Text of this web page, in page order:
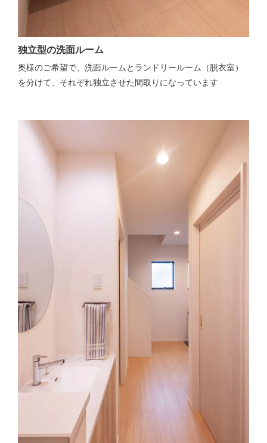
独立型の洗面ルーム
奥様のご希望で、洗面ルームとランドリールーム（脱衣室）
を分けて、それぞれ独立させた間取りになっています